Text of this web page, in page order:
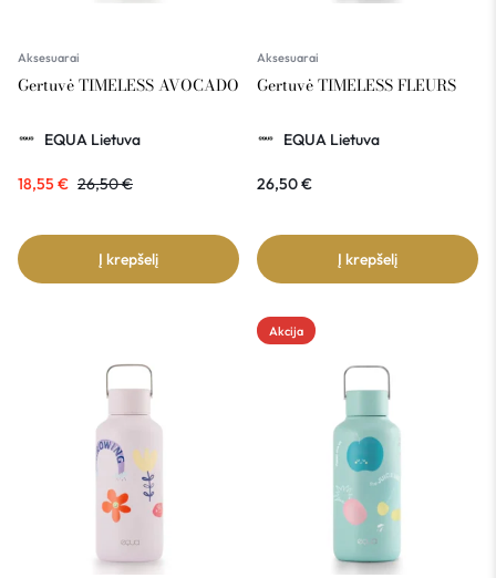
Aksesuarai
Gertuvė TIMELESS AVOCADO
EQUA Lietuva
26,50€
18,55 €
Į krepšelį
Aksesuarai
Gertuvė TIMELESS FLEURS
EQUA Lietuva
26,50€
Į krepšelį
Akcija